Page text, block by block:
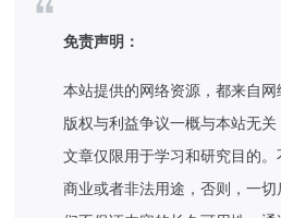
免责声明：
本站提供的网络资源，都来自网
版权与利益争议一概与本站无
文章仅限用于学习和研究目的
商业或者非法用途，否则，一